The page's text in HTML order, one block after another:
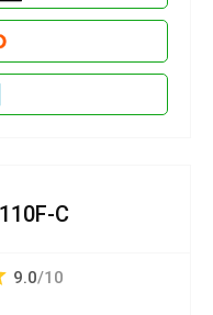
C
9.0/10